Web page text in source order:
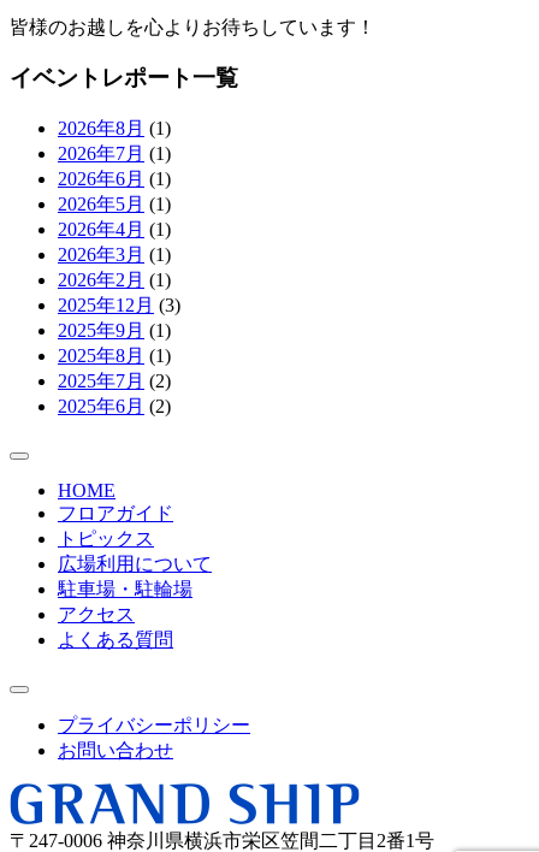
皆様のお越しを心よりお待ちしています！
イベントレポート一覧
2026年8月 (1)
2026年7月 (1)
2026年6月 (1)
2026年5月 (1)
2026年4月 (1)
2026年3月 (1)
2026年2月 (1)
2025年12月 (3)
2025年9月 (1)
2025年8月 (1)
2025年7月 (2)
2025年6月 (2)
HOME
フロアガイド
トピックス
広場利用について
駐車場・駐輪場
アクセス
よくある質問
プライバシーポリシー
お問い合わせ
〒247-0006 神奈川県横浜市栄区笠間二丁目2番1号